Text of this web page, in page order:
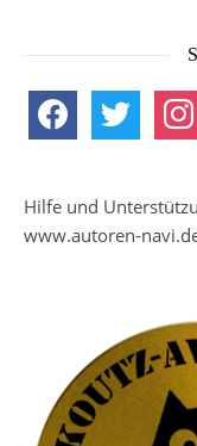
facebook twitter
Hilfe und
www.autoren-